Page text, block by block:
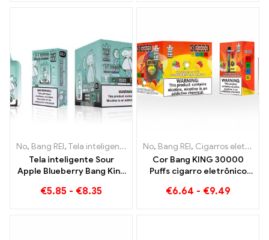
No, Bang REI, Tela inteligente Bang King 15000 Sopro ,Cigarros
Tela inteligente Sour
Apple Blueberry Bang King
experiência vaping
€5.85 - €8.35
No, Bang REI, Cigarros eletrônicos descartáveis ​​Lituânia
Cor Bang KING 30000
Puffs cigarro eletrônico
perfeita de sorvete de
€6.64 - €9.49